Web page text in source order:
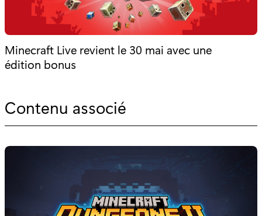
Minecraft Live revient le 30 mai avec une
édition bonus
Contenu associé